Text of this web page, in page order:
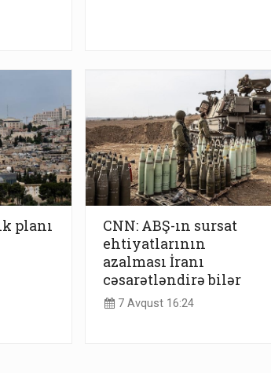
planı
CNN: ABŞ-ın sursat
ehtiyatlarının
azalması İranı
cəsarətləndirə bilər
7 Avqust 16:24